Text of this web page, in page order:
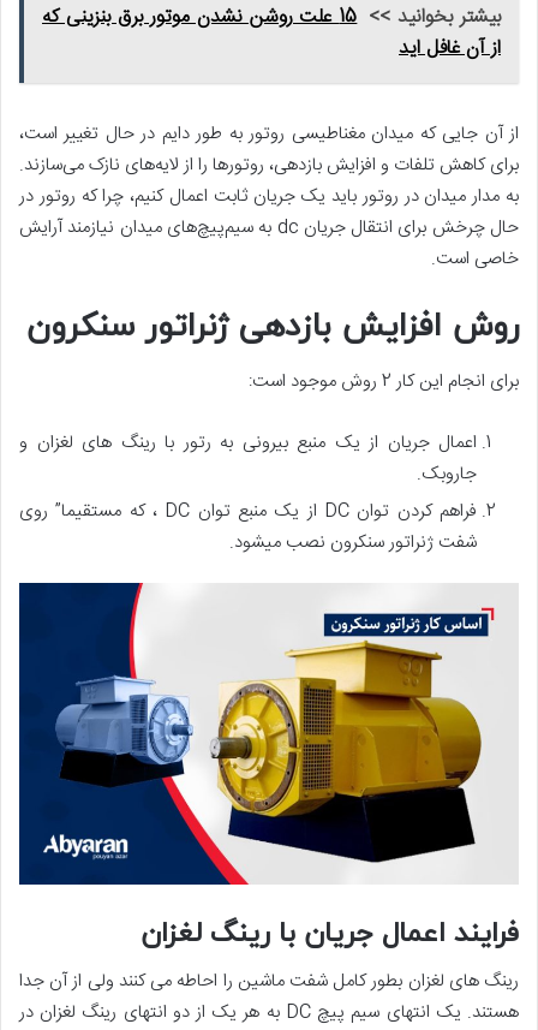
بیشتر بخوانید >>
15 علت روشن نشدن موتور برق بنزینی که
از آن غافل اید
از آن جایی که میدان مغناطیسی روتور به طور دایم در حال تغییر است،
برای کاهش تلفات و افزایش بازدهی، روتورها را از لایه‌های نازک می‌سازند.
به مدار میدان در روتور باید یک جریان ثابت اعمال کنیم، چرا که روتور در
حال چرخش برای انتقال جریان dc به سیم‌پیچ‌های میدان نیازمند آرایش
خاصی است.
روش افزایش بازدهی ژنراتور سنکرون
برای انجام این کار 2 روش موجود است:
اعمال جریان از یک منبع بیرونی به رتور با رینگ های لغزان و
جاروبک.
فراهم کردن توان DC از یک منبع توان DC ، که مستقیما” روی
شفت ژنراتور سنکرون نصب میشود.
فرایند اعمال جریان با رینگ لغزان
رینگ های لغزان بطور کامل شفت ماشین را احاطه می کنند ولی از آن جدا
هستند. یک انتهای سیم پیچ DC به هر یک از دو انتهای رینگ لغزان در